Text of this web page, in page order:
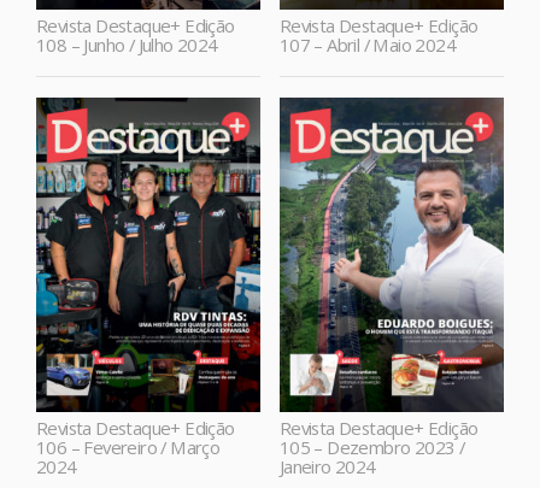
Revista Destaque+ Edição
108 – Junho / Julho 2024
Revista Destaque+ Edição
107 – Abril / Maio 2024
Revista Destaque+ Edição
106 – Fevereiro / Março
2024
Revista Destaque+ Edição
105 – Dezembro 2023 /
Janeiro 2024